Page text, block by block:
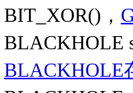
BIT_XOR()，
BLACKHOLE
BLACKHOLE